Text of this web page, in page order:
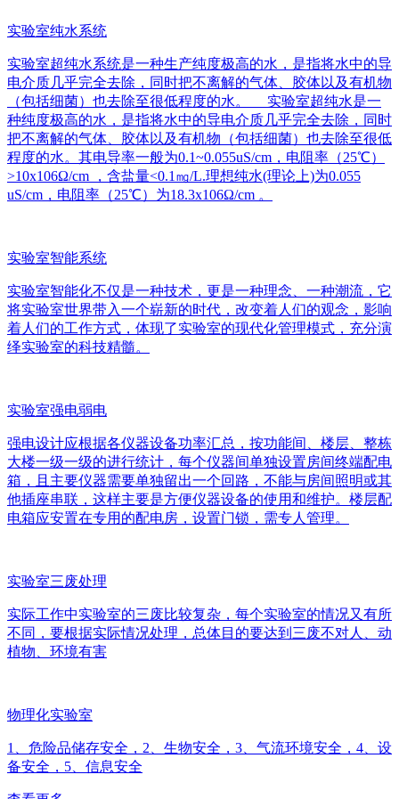
实验室纯水系统
实验室超纯水系统是一种生产纯度极高的水，是指将水中的导
电介质几乎完全去除，同时把不离解的气体、胶体以及有机物
（包括细菌）也去除至很低程度的水。 实验室超纯水是一
种纯度极高的水，是指将水中的导电介质几乎完全去除，同时
把不离解的气体、胶体以及有机物（包括细菌）也去除至很低
程度的水。其电导率一般为0.1~0.055uS/cm，电阻率（25℃）
>10x106Ω/cm ，含盐量<0.1㎎/L.理想纯水(理论上)为0.055
uS/cm，电阻率（25℃）为18.3x106Ω/cm 。
实验室智能系统
实验室智能化不仅是一种技术，更是一种理念、一种潮流，它
将实验室世界带入一个崭新的时代，改变着人们的观念，影响
着人们的工作方式，体现了实验室的现代化管理模式，充分演
绎实验室的科技精髓。
实验室强电弱电
强电设计应根据各仪器设备功率汇总，按功能间、楼层、整栋
大楼一级一级的进行统计，每个仪器间单独设置房间终端配电
箱，且主要仪器需要单独留出一个回路，不能与房间照明或其
他插座串联，这样主要是方便仪器设备的使用和维护。楼层配
电箱应安置在专用的配电房，设置门锁，需专人管理。
实验室三废处理
实际工作中实验室的三废比较复杂，每个实验室的情况又有所
不同，要根据实际情况处理，总体目的要达到三废不对人、动
植物、环境有害
物理化实验室
1、危险品储存安全，2、生物安全，3、气流环境安全，4、设
备安全，5、信息安全